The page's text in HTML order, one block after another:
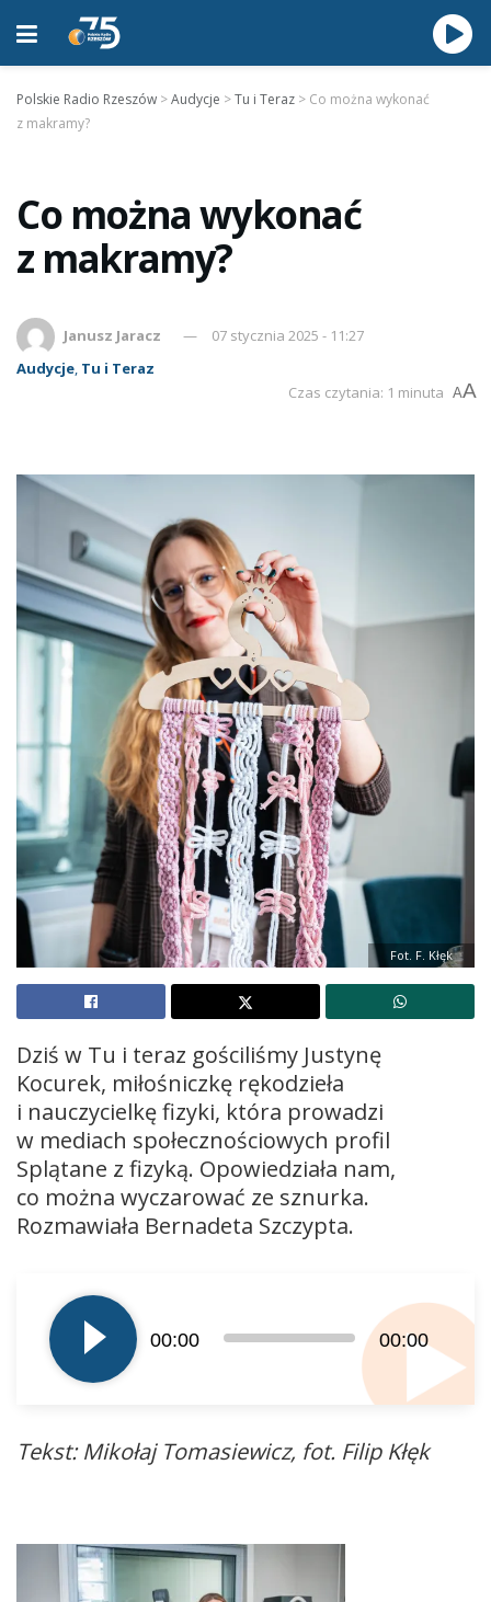
Polskie Radio Rzeszów >Audycje >Tu i Teraz > Co można wykonać
z makramy?
Co można wykonać
z makramy?
Janusz Jaracz
07 stycznia 2025 - 11:27
Audycje, Tu i Teraz
Czas czytania: 1 minuta AA
Fot. F. Kłęk
Dziś w Tu i teraz gościliśmy Justynę
Kocurek, miłośniczkę rękodzieła
i nauczycielkę fizyki, która prowadzi
w mediach społecznościowych profil
Splątane z fizyką. Opowiedziała nam,
co można wyczarować ze sznurka.
Rozmawiała Bernadeta Szczypta.
plików
dźwiękowych
00:00 00:00
Tekst: Mikołaj Tomasiewicz, fot. Filip Kłęk